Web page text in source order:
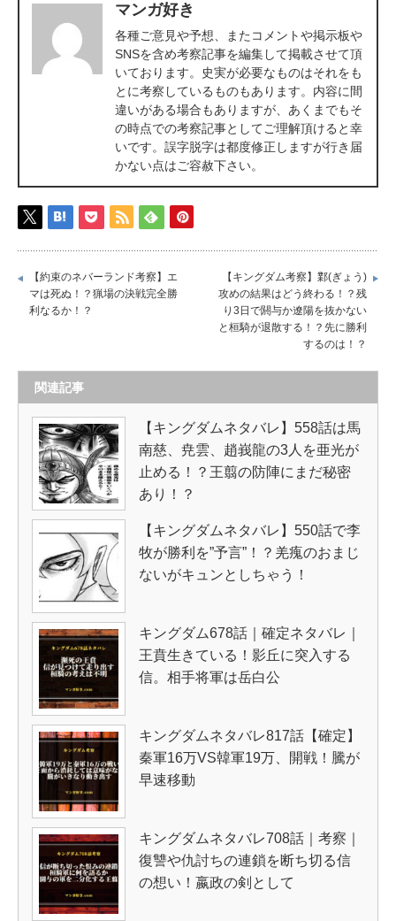
マンガ好き
各種ご意見や予想、またコメントや掲示板や
SNSを含め考察記事を編集して掲載させて頂
いております。史実が必要なものはそれをも
とに考察しているものもあります。内容に間
違いがある場合もありますが、あくまでもそ
の時点での考察記事としてご理解頂けると幸
いです。誤字脱字は都度修正しますが行き届
かない点はご容赦下さい。
【約束のネバーランド考察】エ
マは死ぬ！？猟場の決戦完全勝
利なるか！？
【キングダム考察】鄴(ぎょう)
攻めの結果はどう終わる！？残
り3日で閼与か遼陽を抜かない
と桓騎が退散する！？先に勝利
するのは！？
関連記事
【キングダムネタバレ】558話は馬
南慈、尭雲、趙峩龍の3人を亜光が
止める！？王翦の防陣にまだ秘密
あり！？
【キングダムネタバレ】550話で李
牧が勝利を”予言”！？羌瘣のおまじ
ないがキュンとしちゃう！
キングダム678話｜確定ネタバレ｜
王賁生きている！影丘に突入する
信。相手将軍は岳白公
キングダムネタバレ817話【確定】
秦軍16万VS韓軍19万、開戦！騰が
早速移動
キングダムネタバレ708話｜考察｜
復讐や仇討ちの連鎖を断ち切る信
の想い！嬴政の剣として